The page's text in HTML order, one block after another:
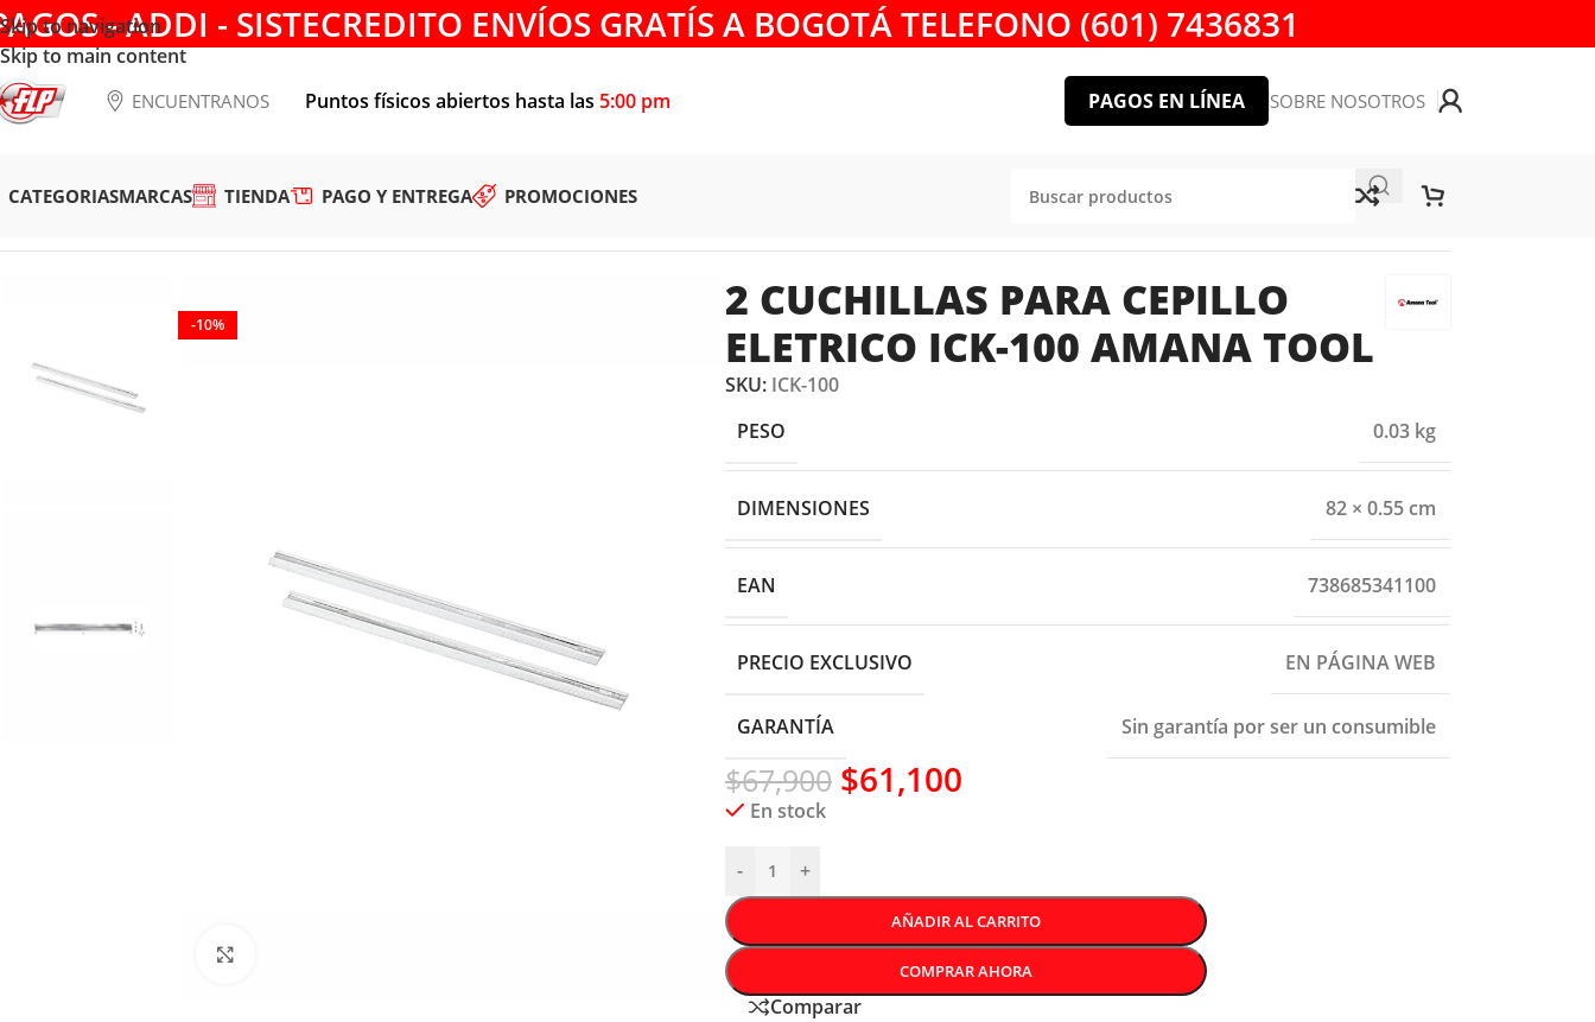
Skip to navigation
Skip to main content
- ADDI - SISTECREDITO ENVÍOS GRATÍS A BOGOTÁ TELEFONO (601) 7436831
ENCUENTRANOS Puntos físicos abiertos hasta las 5:00 pm PAGOS EN LÍNEA SOBRE NOSOTROS
CATEGORIASMARCAS TIENDA PAGO Y ENTREGA PROMOCIONES
-10%
2 CUCHILLAS PARA CEPILLO
ELETRICO ICK-100 AMANA TOOL
SKU: ICK-100
PESO
0.03 kg
DIMENSIONES 82 × 0.55 cm
EAN 738685341100
PRECIO EXCLUSIVO EN PÁGINA WEB
GARANTÍA Sin garantía por ser un consumible
$67,900 $61,100
En stock
- +
AÑADIR AL CARRITO
COMPRAR AHORA
Comparar